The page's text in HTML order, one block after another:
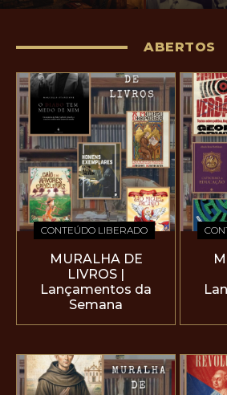
ABERTOS
CONTEÚDO LIBERADO
MURALHA DE
LIVROS |
Lançamentos da
Semana